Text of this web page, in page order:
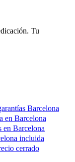
Tu
Barcelona
en Barcelona
en Barcelona
incluida
cerrado